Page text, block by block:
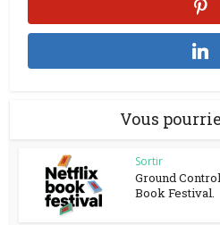
Vous
Sortir
Ground
Book Festival.